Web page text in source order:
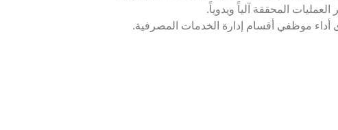
المحققة آلياً ويدوياً.
أداء موظفي أقسام إدارة الخدمات المصرفية.